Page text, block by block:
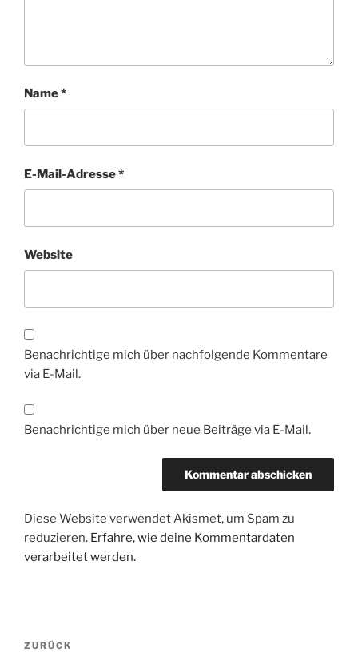
Name*
E-Mail-Adresse*
Website
Benachrichtige mich über nachfolgende Kommentare
via E-Mail.
Benachrichtige mich über neue Beiträge via E-Mail.
Diese Website verwendet Akismet, um Spam zu
reduzieren. Erfahre, wie deine Kommentardaten
verarbeitet werden.
Beitragsnavigation
Vorheriger
ZURÜCK